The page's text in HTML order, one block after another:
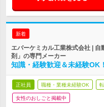
新着
エバーケミカル工業株式会社 |
剤」の専門メーカー
知識・経験歓迎＆未経験OK
正社員 職種・業種未経験OK
女性のおしごと掲載中